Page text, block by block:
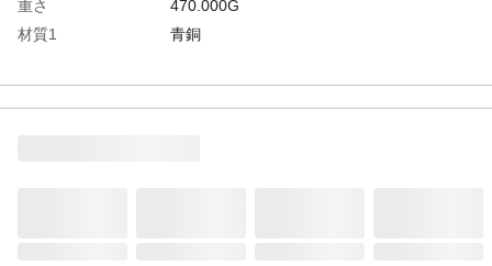
重さ
470.000G
材質1
青銅